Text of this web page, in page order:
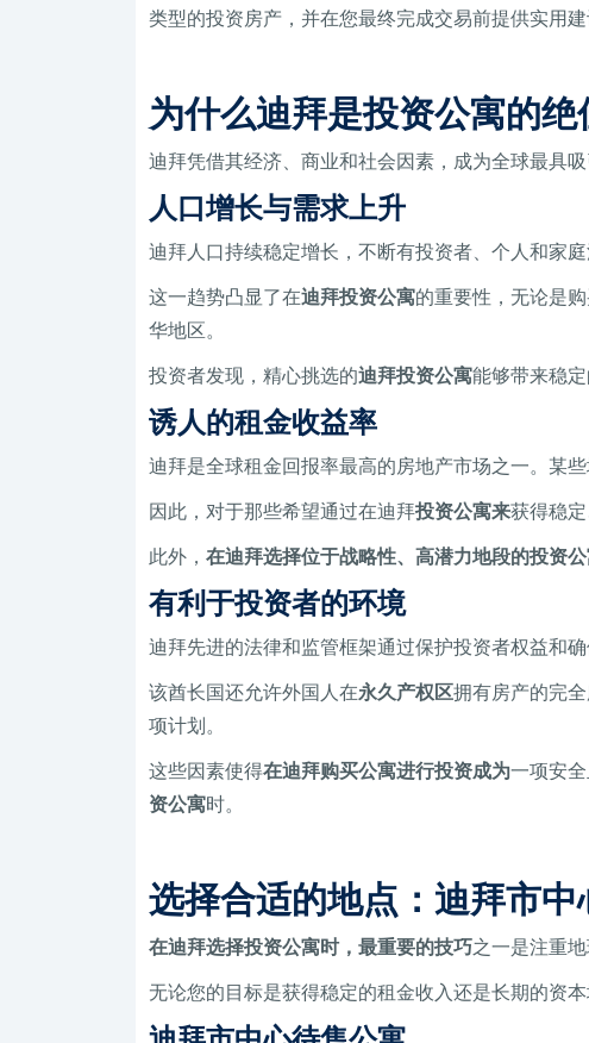
类型的投资房产，并在您最终完成交易前提供实用建
为什么迪拜是投资公寓的绝
迪拜凭借其经济、商业和社会因素，成为全球最具
人口增长与需求上升
迪拜人口持续稳定增长，不断有投资者、个人和家
这一趋势凸显了在迪拜投资公寓的重要性，无论是
华地区。
投资者发现，精心挑选的迪拜投资公寓能够带来稳
诱人的租金收益率
迪拜是全球租金回报率最高的房地产市场之一。某
因此，对于那些希望通过在迪拜投资公寓来获得稳
此外，在迪拜选择位于战略性、高潜力地段的投资
有利于投资者的环境
迪拜先进的法律和监管框架通过保护投资者权益和
该酋长国还允许外国人在永久产权区拥有房产的完
项计划。
这些因素使得在迪拜购买公寓进行投资成为一项安
资公寓时。
选择合适的地点：迪拜市
在迪拜选择投资公寓时，最重要的技巧之一是注重
无论您的目标是获得稳定的租金收入还是长期的资